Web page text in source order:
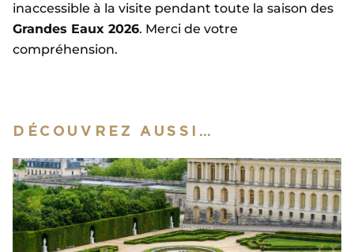
inaccessible à la visite pendant toute la saison des
Grandes Eaux 2026. Merci de votre
compréhension.
DÉCOUVREZ AUSSI…